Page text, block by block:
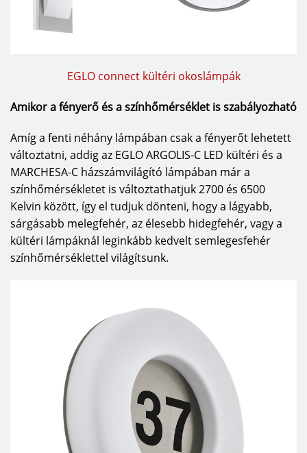
EGLO connect kültéri okoslámpák
Amikor a fényerő és a színhőmérséklet is szabályozható
Amíg a fenti néhány lámpában csak a fényerőt lehetett
változtatni, addig az EGLO ARGOLIS-C LED kültéri és a
MARCHESA-C házszámvilágító lámpában már a
színhőmérsékletet is változtathatjuk 2700 és 6500
Kelvin között, így el tudjuk dönteni, hogy a lágyabb,
sárgásabb melegfehér, az élesebb hidegfehér, vagy a
kültéri lámpáknál leginkább kedvelt semlegesfehér
színhőmérséklettel világítsunk.